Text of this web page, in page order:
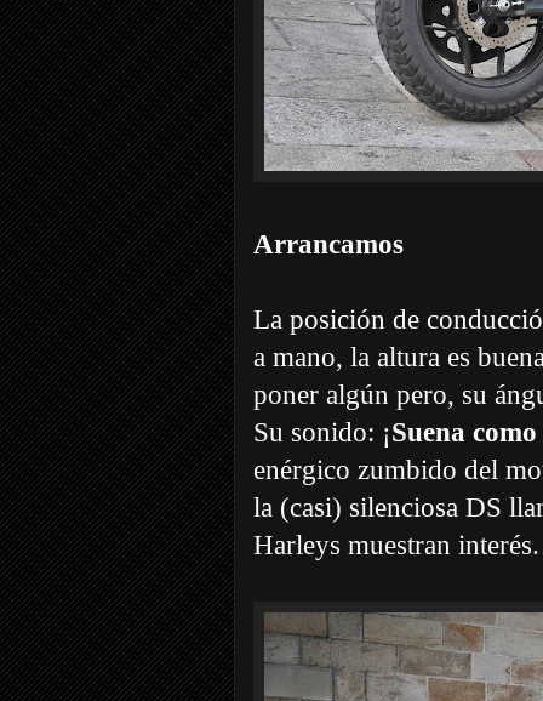
Arrancamos
La posición de
a mano, la altura es
poner algún pero, su
Su sonido: ¡Suena
enérgico zumbido del
la (casi) silenciosa DS
Harleys muestran interés.